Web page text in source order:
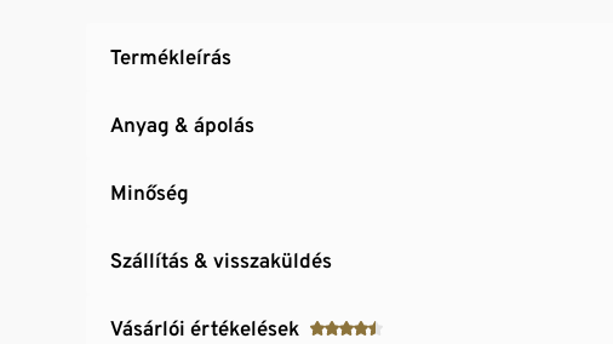
Termékleírás
Anyag & ápolás
Minőség
Szállítás & visszaküldés
Vásárlói értékelések